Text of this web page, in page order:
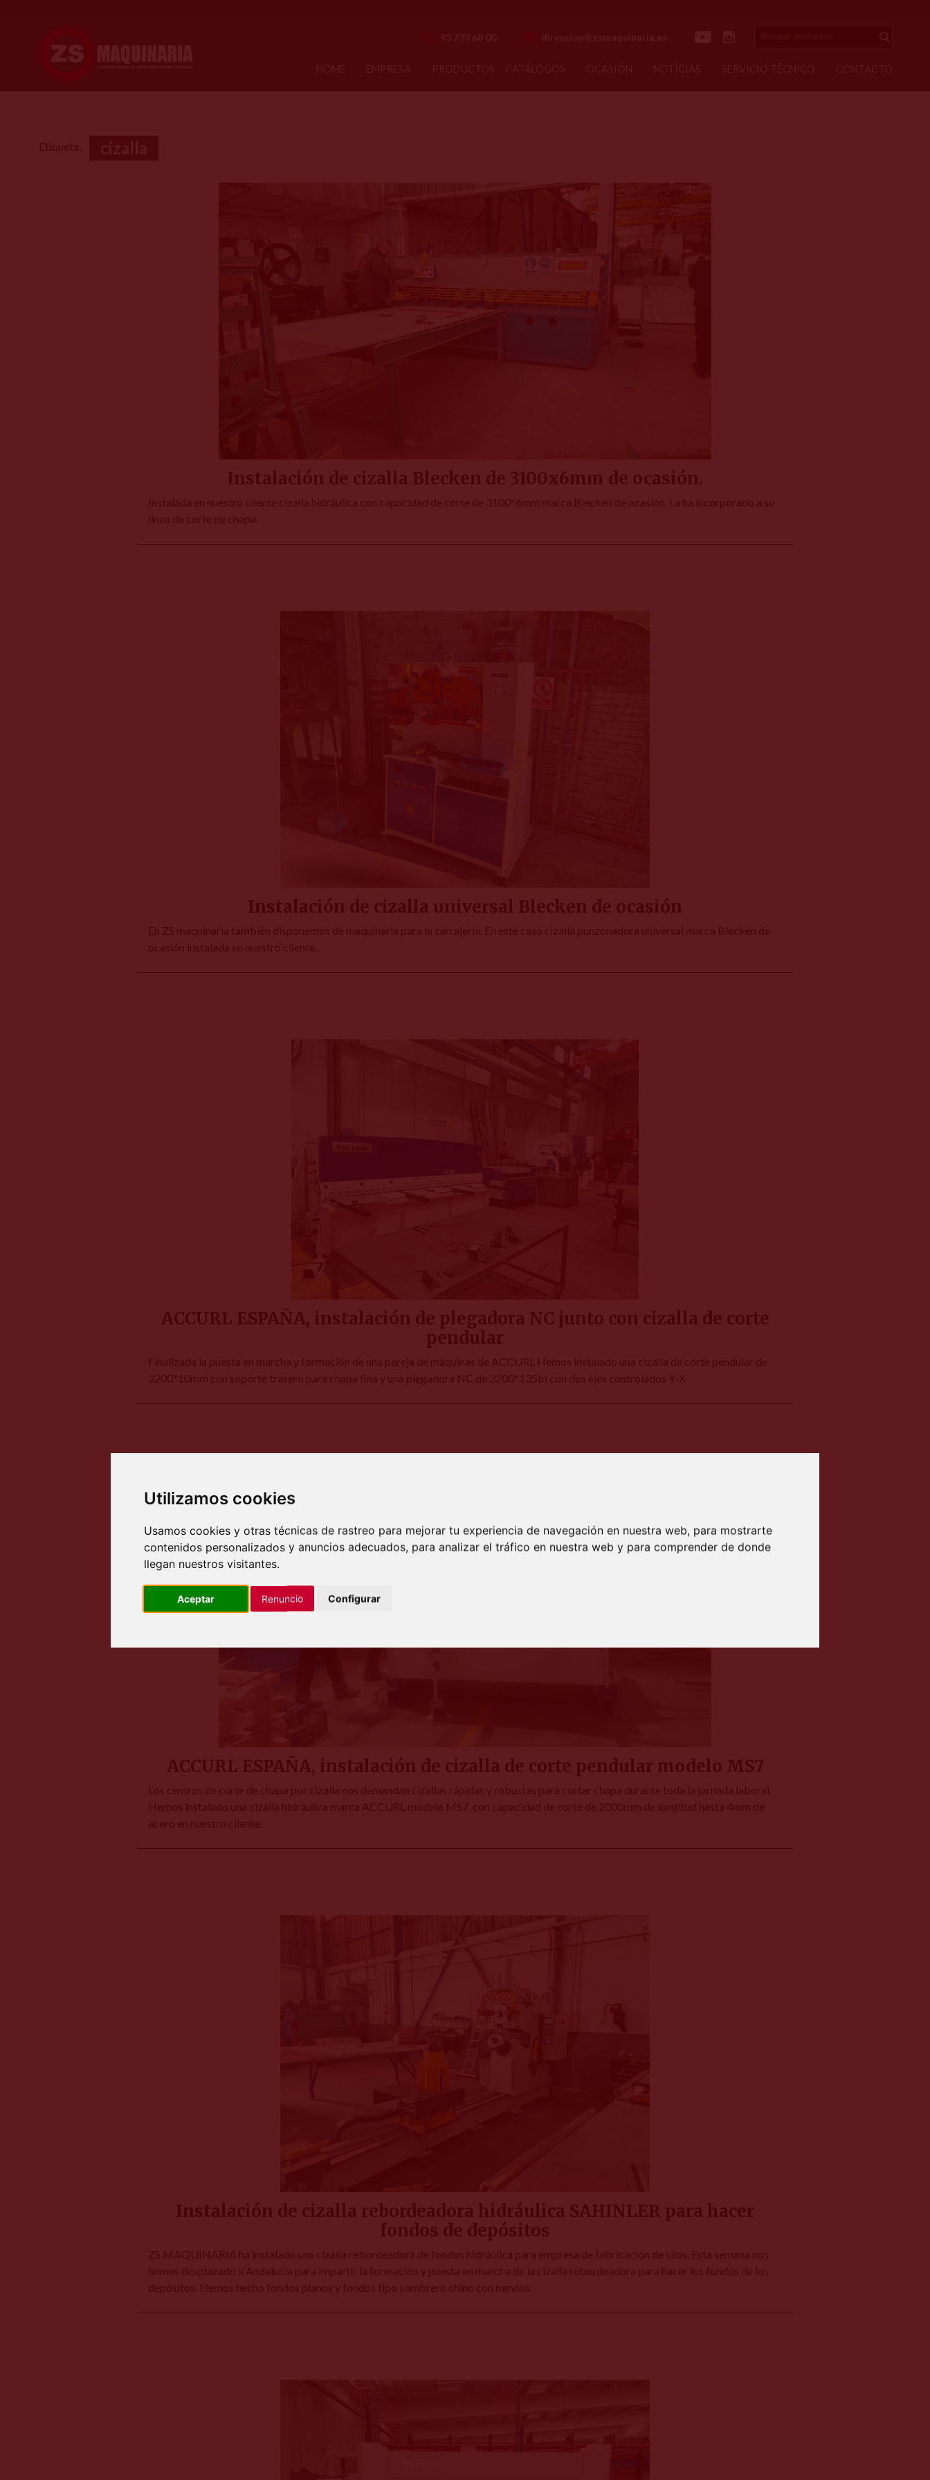
Utilizamos cookies
Usamos cookies y otras técnicas de rastreo para mejorar tu experiencia de navegación en nuestra web, para mostrarte
contenidos personalizados y anuncios adecuados, para analizar el tráfico en nuestra web y para comprender de donde
llegan nuestros visitantes.
Aceptar Renuncio Configurar
Enviar
Etiqueta:
Instalación de cizalla Blecken de 3100x6mm de ocasión.
Instalada en nuestro cliente cizalla hidráulica con capacidad de corte de 3100*6mm marca Blecken de ocasión. La ha incorporado a su
línea de corte de chapa.
Instalación de cizalla universal Blecken de ocasión
En ZS maquinaria también disponemos de maquinaria para la cerrajería. En este caso cizalla punzonadora universal marca Blecken de
ocasión instalada en nuestro cliente.
ACCURL ESPAÑA, instalación de plegadora NC junto con cizalla de corte
pendular
Finalizada la puesta en marcha y formación de una pareja de máquinas de ACCURL Hemos instalado una cizalla de corte pendular de
3200*10mm con soporte trasero para chapa fina y una plegadora NC de 3200*135tn con dos ejes controlados Y-X
ACCURL ESPAÑA, instalación de cizalla de corte pendular modelo MS7
Los centros de corte de chapa por cizalla nos demandan cizallas rápidas y robustas para cortar chapa durante toda la jornada laboral.
Hemos instalado una cizalla hidráulica marca ACCURL modelo MS7. con capacidad de corte de 2000mm de longitud hasta 4mm de
acero en nuestro cliente.
Instalación de cizalla rebordeadora hidráulica SAHINLER para hacer
fondos de depósitos
ZS MAQUINARIA ha instalado una cizalla rebordeadora de fondos hidráulica para empresa de fabricación de silos. Esta semana nos
hemos desplazado a Andalucía para impartir la formación y puesta en marcha de la cizalla rebordeadora para hacer los fondos de los
depósitos. Hemos hecho fondos planos y fondos tipo sombrero chino con nervios.